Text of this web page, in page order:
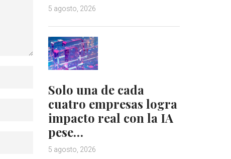
5 agosto, 2026
Solo una de cada
cuatro empresas logra
impacto real con la IA
pese…
5 agosto, 2026